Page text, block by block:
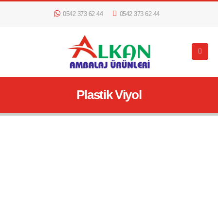
0542 373 62 44 0542 373 62 44
Plastik Viyol